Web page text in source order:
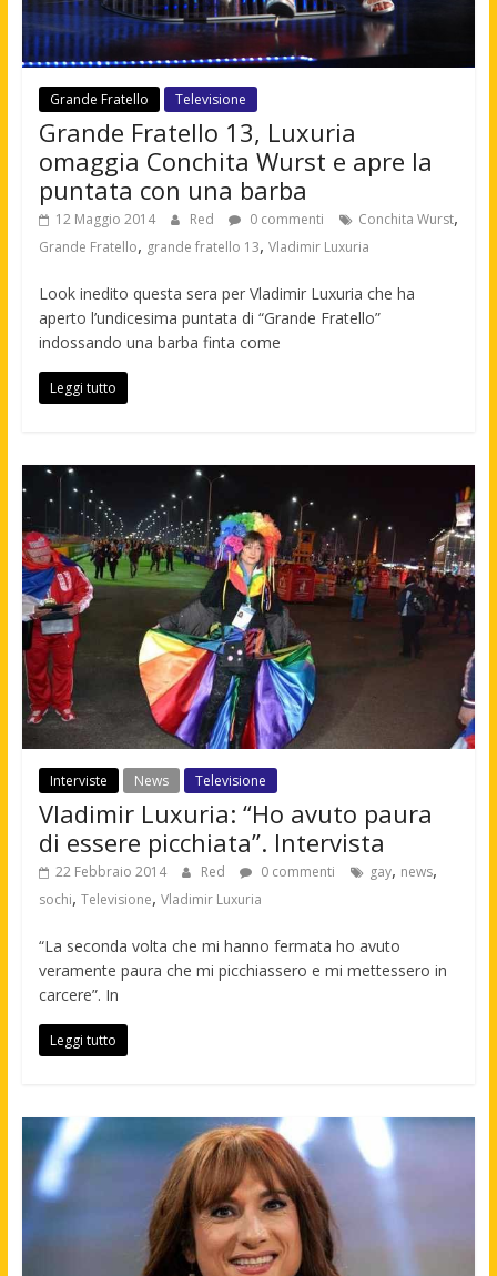
Grande Fratello Televisione
Grande Fratello 13, Luxuria
omaggia Conchita Wurst e apre la
puntata con una barba
12 Maggio 2014 Red 0 commenti Conchita Wurst,
Grande Fratello, grande fratello 13, Vladimir Luxuria
Look inedito questa sera per Vladimir Luxuria che ha
aperto l’undicesima puntata di “Grande Fratello”
indossando una barba finta come
Leggi tutto
Interviste News Televisione
Vladimir Luxuria: “Ho avuto paura
di essere picchiata”. Intervista
22 Febbraio 2014 Red 0 commenti gay, news,
sochi, Televisione, Vladimir Luxuria
“La seconda volta che mi hanno fermata ho avuto
veramente paura che mi picchiassero e mi mettessero in
carcere”. In
Leggi tutto